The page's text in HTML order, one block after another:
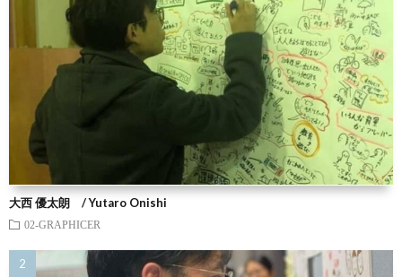
大西 優太朗 / Yutaro Onishi
02-GRAPHICER